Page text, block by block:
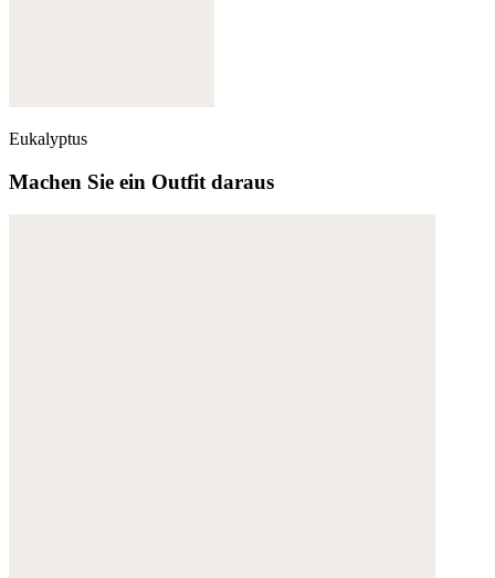
Eukalyptus
Machen Sie ein Outfit daraus